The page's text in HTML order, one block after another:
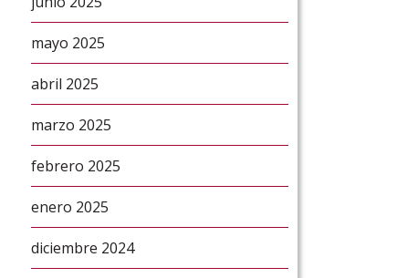
mayo 2025
abril 2025
marzo 2025
febrero 2025
enero 2025
diciembre 2024